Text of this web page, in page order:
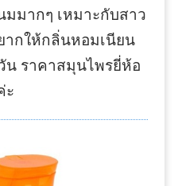
มากๆ เหมาะกับสาว
กให้กลิ่นหอมเนียน
น ราคาสมุนไพรยี่ห้อ
ะ